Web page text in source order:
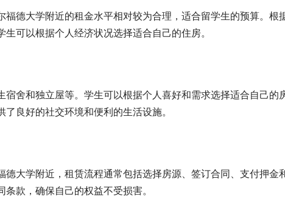
德大学附近的租金水平相对较为合理，适合留学生的预算。根
可以根据个人经济状况选择适合自己的住房。
舍和独立屋等。学生可以根据个人喜好和需求选择适合自己的
良好的社交环境和便利的生活设施。
大学附近，租赁流程通常包括选择房源、签订合同、支付押金
款，确保自己的权益不受损害。